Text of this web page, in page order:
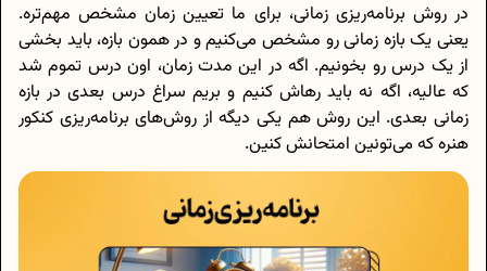
در روش برنامه‌ریزی زمانی، برای ما تعیین زمان مشخص مهم‌تره.
یعنی یک بازه زمانی رو مشخص می‌کنیم و در همون بازه، باید بخشی
از یک درس رو بخونیم. اگه در این مدت زمان، اون درس تموم شد
که عالیه، اگه نه باید رهاش کنیم و بریم سراغ درس بعدی در بازه
زمانی بعدی. این روش هم یکی دیگه از روش‌های برنامه‌ریزی کنکور
هنره که می‌تونین امتحانش کنین.